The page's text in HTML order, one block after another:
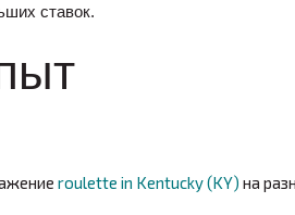
ставок.
roulette in Kentucky (KY) на